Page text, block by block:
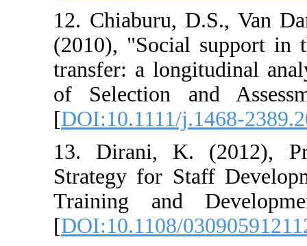
12. Chiaburu,
(2010), "Social
transfer: a
of Selection
[DOI:10.1111/
13. Dirani,
Strategy for
Training and
[DOI:10.1108/